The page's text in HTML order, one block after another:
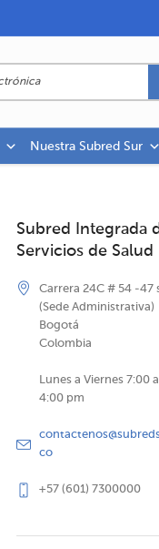
Nuestra Subred Sur
Subred Integrada
Servicios de Salud
Carrera 24C # 54 -47
(Sede Administrativa)
Bogotá
Colombia
Lunes a Viernes 7:00
4:00 pm
co
+57 (601) 7300000